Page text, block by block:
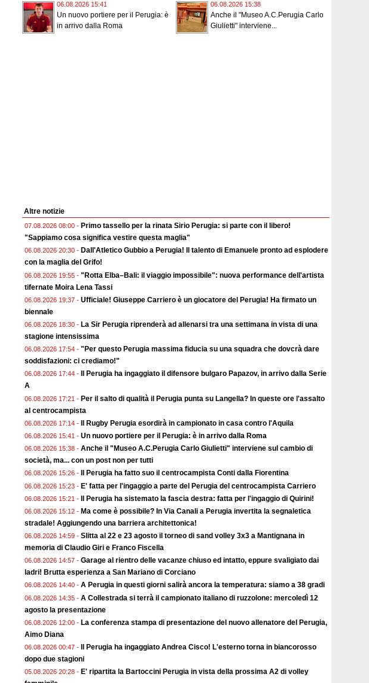
06.08.2026 15:41
Un nuovo portiere per il Perugia: è
in arrivo dalla Roma
06.08.2026 15:38
Anche il "Museo A.C.Perugia Carlo
Giulietti" interviene...
Altre notizie
07.08.2026 08:00 - Primo tassello per la rinata Sirio Perugia: si parte con il libero!
"Sappiamo cosa significa vestire questa maglia"
06.08.2026 20:30 - Dall'Atletico Gubbio a Perugia! Il talento di Emanuele pronto ad esplodere
con la maglia del Grifo!
06.08.2026 19:55 - "Rotta Elba–Bali: il viaggio impossibile": nuova performance dell'artista
tifernate Moira Lena Tassi
06.08.2026 19:37 - Ufficiale! Giuseppe Carriero è un giocatore del Perugia! Ha firmato un
biennale
06.08.2026 18:30 - La Sir Perugia riprenderà ad allenarsi tra una settimana in vista di una
stagione intensissima
06.08.2026 17:54 - "Per questo Perugia massima fiducia su una squadra che dovcrà dare
soddisfazioni: ci crediamo!"
06.08.2026 17:44 -
Il Perugia ha ingaggiato il difensore bulgaro Papazov, in arrivo dalla Serie
A
06.08.2026 17:21 - Per il salto di qualità il Perugia punta su Langella? In queste ore l'assalto
al centrocampista
06.08.2026 17:14 - Il Rugby Perugia esordirà in campionato in casa contro l'Aquila
06.08.2026 15:41 - Un nuovo portiere per il Perugia: è in arrivo dalla Roma
06.08.2026 15:38 - Anche il "Museo A.C.Perugia Carlo Giulietti" interviene sul cambio di
società, ma... con un post non per tutti
06.08.2026 15:26 - Il Perugia ha fatto suo il centrocampista Conti dalla Fiorentina
06.08.2026 15:23 - E' fatta per l'ingaggio a parte del Perugia del centrocampista Carriero
06.08.2026 15:21 - Il Perugia ha sistemato la fascia destra: fatta per l'ingaggio di Quirini!
06.08.2026 15:12 - Ma come è possibile? In Via Canali a Perugia invertita la segnaletica
stradale! Aggiungendo una barriera architettonica!
06.08.2026 14:59 - Slitta al 22 e 23 agosto il torneo di sand volley 3x3 a Mantignana in
memoria di Claudio Giri e Franco Fiscella
06.08.2026 14:57 - Garage al rientro delle vacanze chiuso ed intatto, eppure svaligiato dai
ladri! Brutta esperienza a San Mariano di Corciano
06.08.2026 14:40 - A Perugia in questi giorni salirà ancora la temperatura: siamo a 38 gradi
06.08.2026 14:35 - A Collestrada si terrà il campionato italiano di ruzzolone: mercoledì 12
agosto la presentazione
06.08.2026 12:00 - La conferenza stampa di presentazione del nuovo allenatore del Perugia,
Aimo Diana
06.08.2026 00:47 -
Il Perugia ha ingaggiato Andrea Cisco! L'esterno torna in biancorosso
dopo due stagioni
05.08.2026 20:28 - E' ripartita la Bartoccini Perugia in vista della prossima A2 di volley